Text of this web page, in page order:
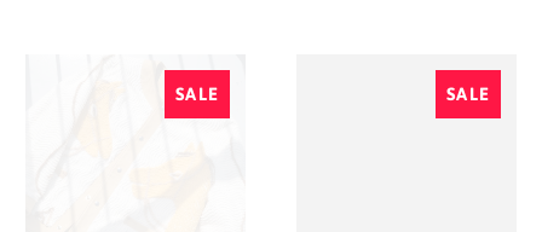
SALE
"CLUTCHGOLF"
WESRTERN
SALE
TEXAS
APPAREL
サウジアラビア (SAR